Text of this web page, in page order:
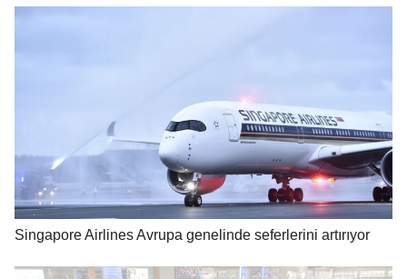
Singapore Airlines Avrupa genelinde seferlerini artırıyor